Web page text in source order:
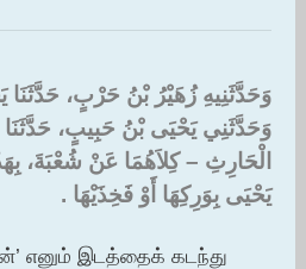
وَحَدَّثَنِيهِ زُهَيْرُ بْنُ حَرْبٍ،
وَحَدَّثَنِي يَحْيَى بْنُ حَبِيبٍ، حَدَّثَنَا
الْحَارِثِ – كِلاَهُمَا عَنْ شُعْبَةَ،
يَحْيَى بِوَرِكِهَا أَوْ فَخِذَيْهَا ‏.‏
எனும் இடத்தைக் கடந்து